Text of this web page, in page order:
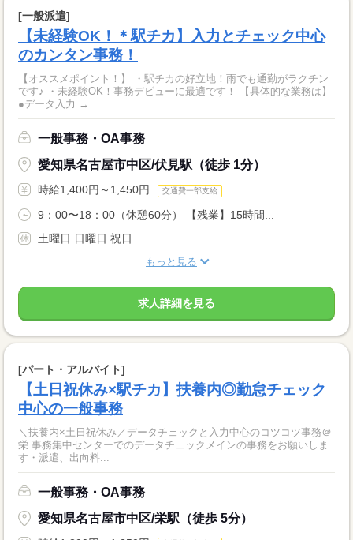
[一般派遣]
【未経験OK！＊駅チカ】入力とチェック中心
のカンタン事務！
【オススメポイント！】 ・駅チカの好立地！雨でも通勤がラクチン
です♪ ・未経験OK！事務デビューに最適です！ 【具体的な業務は】
●データ入力 →...
一般事務・OA事務
愛知県名古屋市中区/伏見駅（徒歩 1分）
時給1,400円～1,450円 交通費一部支給
9：00〜18：00（休憩60分） 【残業】15時間...
土曜日 日曜日 祝日
もっと見る
求人詳細を見る
[パート・アルバイト]
【土日祝休み×駅チカ】扶養内◎勤怠チェック
中心の一般事務
＼扶養内×土日祝休み／データチェックと入力中心のコツコツ事務＠
栄 事務集中センターでのデータチェックメインの事務をお願いしま
す・派遣、出向料...
一般事務・OA事務
愛知県名古屋市中区/栄駅（徒歩 5分）